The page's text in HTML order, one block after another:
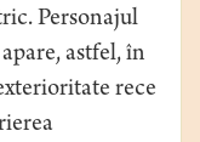
Personajul
astfel, în
rece